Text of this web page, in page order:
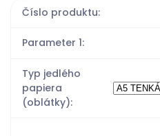
Číslo produktu:
Parameter 1:
Typ jedlého
papiera
(oblátky):